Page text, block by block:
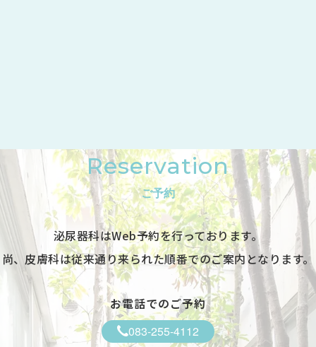
-
-
●
-
※1 皮膚科は第1・3・5週目のみ診療 ※受付は終了時間の30分前で
休診日／日曜日、祝日
Reservation
ご予約
泌尿器科はWeb予約を行っております。
尚、皮膚科は従来通り来られた順番でのご案内となります。
お電話でのご予約
083-255-4112